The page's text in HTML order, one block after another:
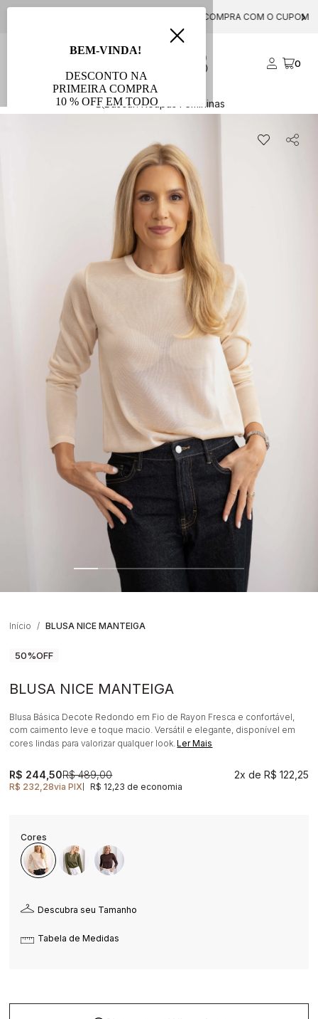
FRETE GRÁTIS PARA COMPRAS ACIMA DE R$ 1000
0
Início BLUSA NICE MANTEIGA
50%OFF
BLUSA NICE MANTEIGA
Blusa Básica Decote Redondo em Fio de Rayon Fresca e confortável,
com caimento leve e toque macio. Versátil e elegante, disponível em
cores lindas para valorizar qualquer look.Ler Mais
R$ 232,28via PIX R$ 12,23 de economia
R$ 489,00
R$ 244,50 2x R$ 122,25
Descubra seu Tamanho
Tabela de Medidas